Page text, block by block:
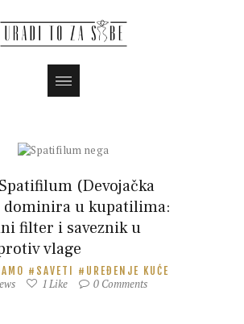
(Devojačka
dominira u kupatilima:
filter i saveznik u
vlage
SAVETI UREĐENJE KUĆE
1 Like 0 Comments